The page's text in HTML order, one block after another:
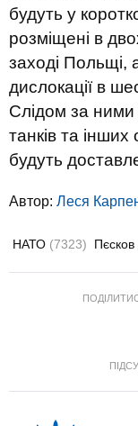
будуть у
розміщені в
заході Польщі,
дислокації в
Слідом за ними
танків та інших
будуть
Автор: Леся
НАТО (7323)